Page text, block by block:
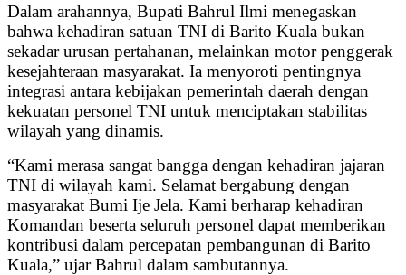
Dalam arahannya, Bupati Bahrul Ilmi menegaskan
bahwa kehadiran satuan TNI di Barito Kuala bukan
sekadar urusan pertahanan, melainkan motor penggerak
kesejahteraan masyarakat. Ia menyoroti pentingnya
integrasi antara kebijakan pemerintah daerah dengan
kekuatan personel TNI untuk menciptakan stabilitas
wilayah yang dinamis.
“Kami merasa sangat bangga dengan kehadiran jajaran
TNI di wilayah kami. Selamat bergabung dengan
masyarakat Bumi Ije Jela. Kami berharap kehadiran
Komandan beserta seluruh personel dapat memberikan
kontribusi dalam percepatan pembangunan di Barito
Kuala,” ujar Bahrul dalam sambutannya.